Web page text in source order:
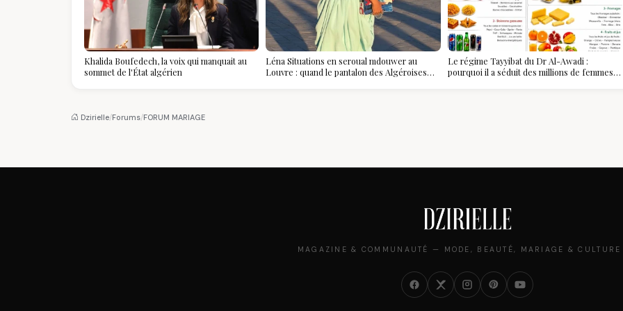
Khalida Boufedech, la voix qui manquait au
sommet de l'État algérien
Léna Situations en seroual mdouwer au
Louvre : quand le pantalon des Algéroises
Le régime Tayyibat du Dr Al-Awadi :
pourquoi il a séduit des millions de femmes
Dzirielle/Forums/FORUM MARIAGE
MAGAZINE & COMMUNAUTÉ — MODE, BEAUTÉ, MARIAGE &